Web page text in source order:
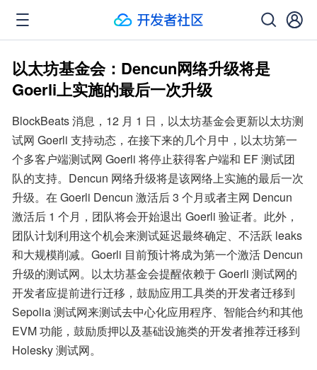
以太坊基金会：Dencun网络升级将是
Goerli上实施的最后一次升级
BlockBeats 消息，12 月 1 日，以太坊基金会更新以太坊测
试网 Goerli 支持动态，在接下来的几个月中，以太坊第一
个多客户端测试网 Goerli 将停止获得客户端和 EF 测试团
队的支持。Dencun 网络升级将是该网络上实施的最后一次
升级。在 Goerli Dencun 激活后 3 个月或者主网 Dencun
激活后 1 个月，团队将会开始退出 Goerli 验证者。此外，
团队计划利用这个机会来测试延迟最终确定、不活跃 leaks
和大规模削减。Goerli 目前预计将成为第一个激活 Dencun
升级的测试网。以太坊基金会提醒依赖于 Goerli 测试网的
开发者应提前进行迁移，鼓励应用工具类的开发者迁移到
Sepolia 测试网来测试去中心化应用程序、智能合约和其他
EVM 功能，鼓励质押以及基础设施类的开发者推荐迁移到
Holesky 测试网。